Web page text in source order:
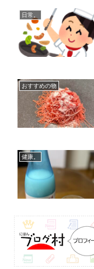
日常。
おすすめの物
健康。